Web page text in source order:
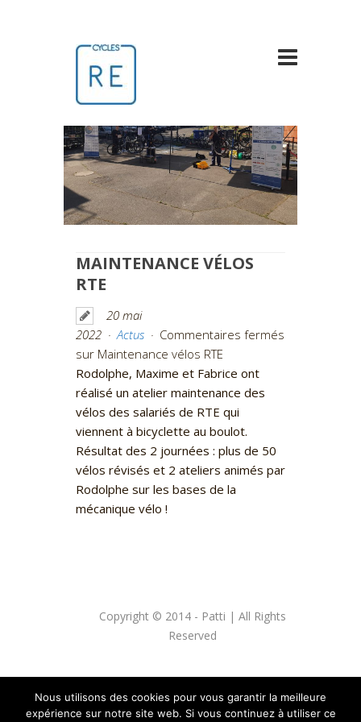
MAINTENANCE VÉLOS
RTE
20 mai
2022
Actus
Commentaires fermés
sur Maintenance vélos RTE
Rodolphe, Maxime et Fabrice ont
réalisé un atelier maintenance des
vélos des salariés de RTE qui
viennent à bicyclette au boulot.
Résultat des 2 journées : plus de 50
vélos révisés et 2 ateliers animés par
Rodolphe sur les bases de la
mécanique vélo !
Copyright © 2014 - Patti | All Rights
Reserved
Nous utilisons des cookies pour vous garantir la meilleure
expérience sur notre site web. Si vous continuez à utiliser ce